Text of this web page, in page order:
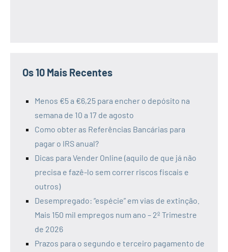
Os 10 Mais Recentes
Menos €5 a €6,25 para encher o depósito na
semana de 10 a 17 de agosto
Como obter as Referências Bancárias para
pagar o IRS anual?
Dicas para Vender Online (aquilo de que já não
precisa e fazê-lo sem correr riscos fiscais e
outros)
Desempregado: “espécie” em vias de extinção.
Mais 150 mil empregos num ano – 2º Trimestre
de 2026
Prazos para o segundo e terceiro pagamento de